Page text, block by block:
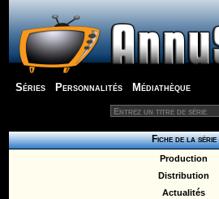
Séries Personnalités Médiathèque
Fiche de la série
Production
Distribution
Actualités